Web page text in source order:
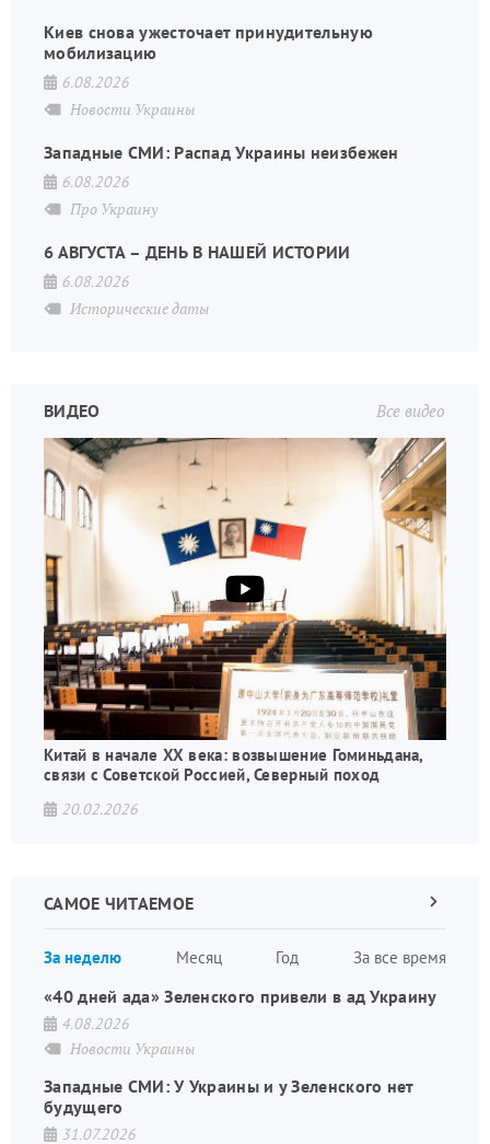
Киев снова ужесточает принудительную
мобилизацию
6.08.2026
Новости Украины
Западные СМИ: Распад Украины неизбежен
6.08.2026
Про Украину
6 АВГУСТА – ДЕНЬ В НАШЕЙ ИСТОРИИ
6.08.2026
Исторические даты
Все видео
ВИДЕО
Китай в начале XX века: возвышение Гоминьдана,
связи с Советской Россией, Северный поход
20.02.2026
САМОЕ ЧИТАЕМОЕ
За неделю Месяц Год За все время
Следующая
«40 дней ада» Зеленского привели в ад Украину
4.08.2026
Новости Украины
Западные СМИ: У Украины и у Зеленского нет
будущего
31.07.2026